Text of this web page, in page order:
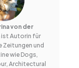
von der
ist Autorin für
Zeitungen und
wie Dogs,
Architectural